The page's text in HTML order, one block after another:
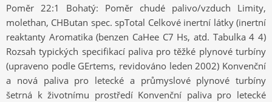
Poměr 22:1 Bohatý: Poměr chudé palivo/vzduch Limity,
molethan, CHButan spec. spTotal Celkové inertní látky (inertní
reaktanty Aromatika (benzen CaHee C7 Hs, atd. Tabulka 4 4)
Rozsah typických specifikací paliva pro těžké plynové turbíny
(upraveno podle GErtems, revidováno leden 2002) Konvenční
a nová paliva pro letecké a průmyslové plynové turbíny
šetrná k životnímu prostředí Konvenční paliva pro letecké